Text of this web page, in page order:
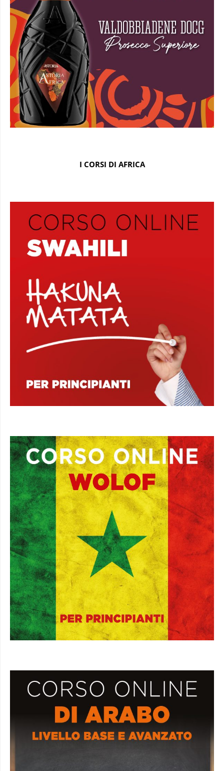
I CORSI DI AFRICA